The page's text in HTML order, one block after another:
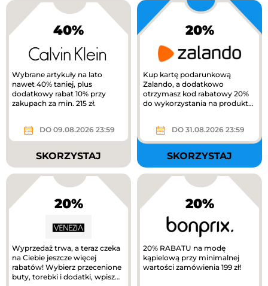
40%
Wybrane artykuły na lato
nawet 40% taniej, plus
dodatkowy rabat 10% przy
zakupach za min. 215 zł.
DO 09.08.2026 23:59
SKORZYSTAJ
20%
Kup kartę podarunkową
Zalando, a dodatkowo
otrzymasz kod rabatowy 20%
do wykorzystania na produkty
DO 31.08.2026 23:59
SKORZYSTAJ
20%
Wyprzedaż trwa, a teraz czeka
na Ciebie jeszcze więcej
rabatów! Wybierz przecenione
buty, torebki i dodatki, wpisz
20%
20% RABATU na modę
kąpielową przy minimalnej
wartości zamówienia 199 zł!